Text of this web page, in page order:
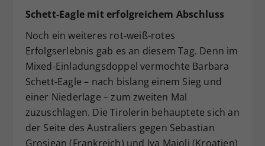
Schett-Eagle mit erfolgreichem Abschluss
Noch ein weiteres rot-weiß-rotes
Erfolgserlebnis gab es an diesem Tag. Denn im
Mixed-Einladungsdoppel vermochte Barbara
Schett-Eagle – nach bislang einem Sieg und
einer Niederlage – zum zweiten Mal
zuzuschlagen. Die Tirolerin behauptete sich an
der Seite des Australiers gegen Sebastian
Grosjean (Frankreich) und Iva Majoli (Kroatien)